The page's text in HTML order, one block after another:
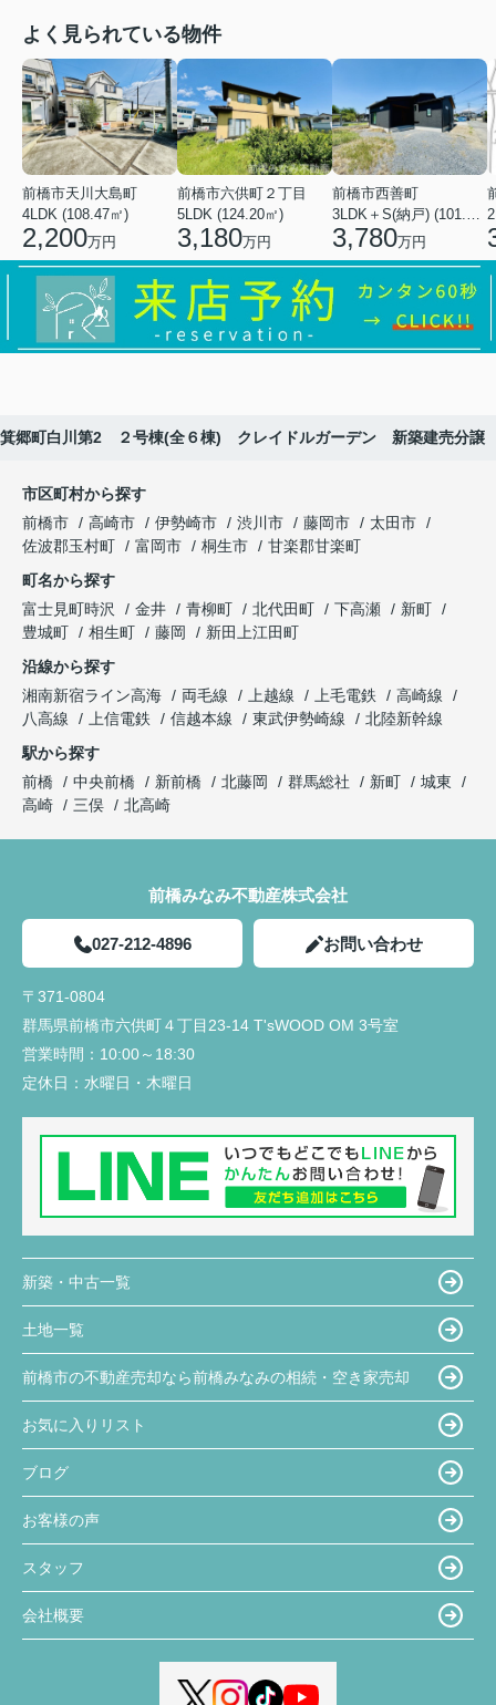
よく見られている物件
前橋市天川大島町
4LDK (108.47㎡)
2,200万円
前橋市六供町２丁目
5LDK (124.20㎡)
3,180万円
前橋市西善町
3,780万円
箕郷町白川第2 ２号棟(全６棟) クレイドルガーデン 新築建売分譲
市区町村から探す
前橋市
高崎市 伊勢崎市 渋川市 藤岡市
太田市
佐波郡玉村町
富岡市 桐生市
甘楽郡甘楽町
町名から探す
富士見町時沢
金井 青柳町 北代田町 下高瀬
新町
豊城町
相生町 藤岡
新田上江田町
沿線から探す
湘南新宿ライン高海
両毛線 上越線 上毛電鉄
高崎線
八高線
上信電鉄 信越本線 東武伊勢崎線
北陸新幹線
駅から探す
前橋
中央前橋 新前橋 北藤岡 群馬総社 新町
城東
高崎
三俣 北高崎
前橋みなみ不動産株式会社
027-212-4896 お問い合わせ
〒371-0804
群馬県前橋市六供町４丁目23‐14 T'sWOOD OM 3号室
営業時間： 10:00～18:30
定休日： 水曜日・木曜日
新築・中古一覧
土地一覧
前橋市の不動産売却なら前橋みなみの相続・空き家売却
お気に入りリスト
ブログ
お客様の声
スタッフ
会社概要